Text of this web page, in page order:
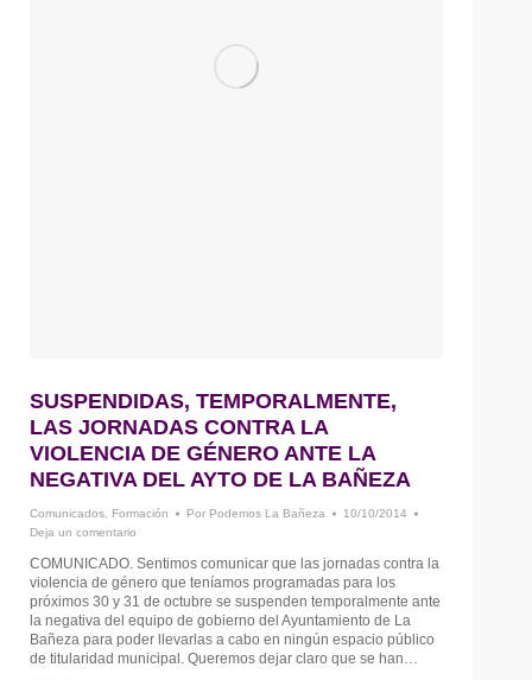
SUSPENDIDAS, TEMPORALMENTE,
LAS JORNADAS CONTRA LA
VIOLENCIA DE GÉNERO ANTE LA
NEGATIVA DEL AYTO DE LA BAÑEZA
Comunicados, Formación Por Podemos La Bañeza
10/10/2014
Deja un comentario
COMUNICADO. Sentimos comunicar que las jornadas contra la
violencia de género que teníamos programadas para los
próximos 30 y 31 de octubre se suspenden temporalmente ante
la negativa del equipo de gobierno del Ayuntamiento de La
Bañeza para poder llevarlas a cabo en ningún espacio público
de titularidad municipal. Queremos dejar claro que se han…